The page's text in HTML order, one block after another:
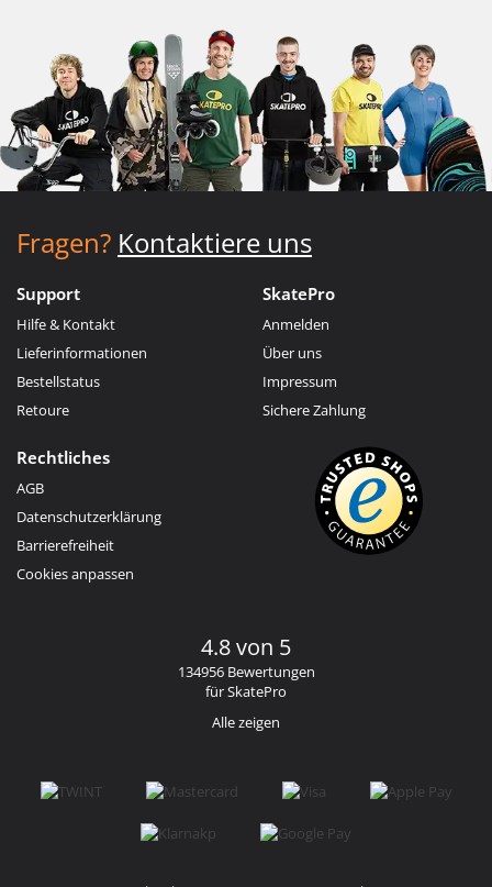
Fragen? Kontaktiere uns
Support
Hilfe & Kontakt
Lieferinformationen
Bestellstatus
Retoure
SkatePro
Anmelden
Über uns
Impressum
Sichere Zahlung
Rechtliches
AGB
Datenschutzerklärung
Barrierefreiheit
Cookies anpassen
4.8 von 5
134956 Bewertungen
für SkatePro
Alle zeigen